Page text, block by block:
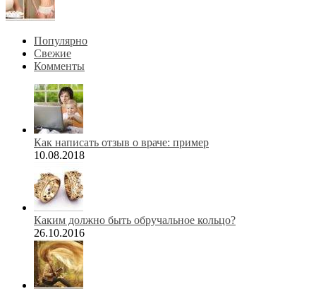
Популярно
Свежие
Комменты
Как написать отзыв о враче: пример
10.08.2018
Каким должно быть обручальное кольцо?
26.10.2016